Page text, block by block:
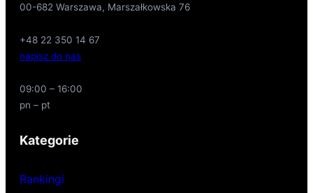
00-682 Warszawa, Marszałkowska 76
+48 22 350 14 67
napisz do nas
09:00 – 16:00
pn – pt
Kategorie
Rankingi